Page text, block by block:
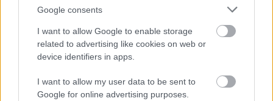
Google consents
I want to allow Google to enable storage
related to advertising like cookies on web or
device identifiers in apps.
I want to allow my user data to be sent to
Google for online advertising purposes.
árnyékában?
Helyi hírek
Amire többmillióan vártunk: szombattól